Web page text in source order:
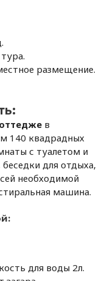
размещение.
в
140 квадрадных
с туалетом и
для отдыха,
необходимой
машина.
для воды 2л.